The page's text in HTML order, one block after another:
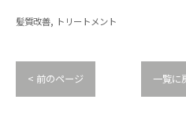
髪質改善 トリートメント
< 前のページ 一覧に